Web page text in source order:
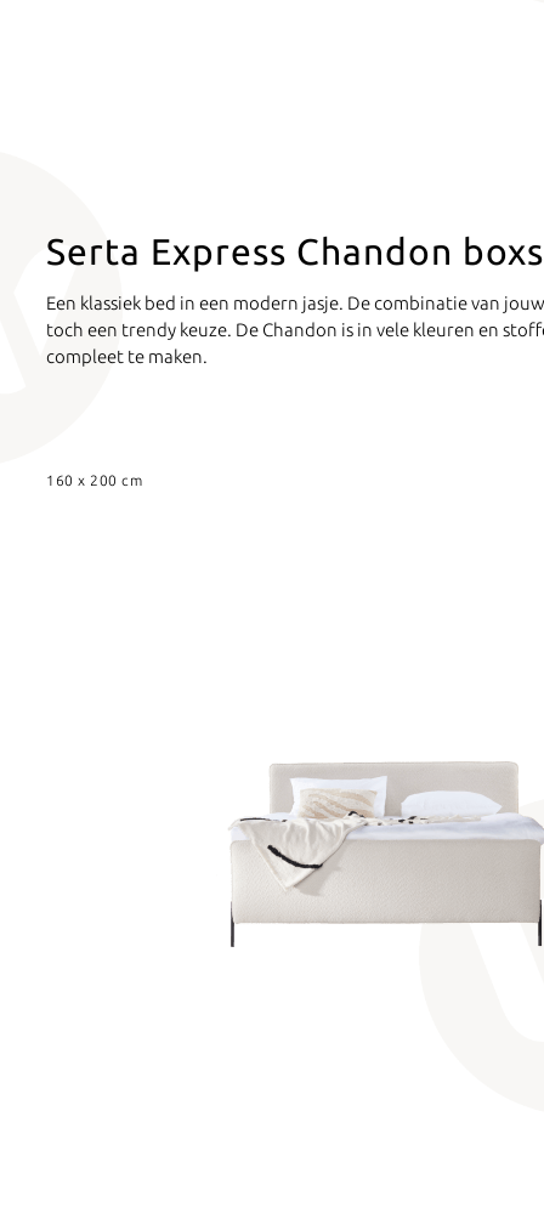
Serta Express Chandon
Een klassiek bed in een modern jasje. De combinatie van
toch een trendy keuze. De Chandon is in vele kleuren en
compleet te maken.
160 x 200 cm